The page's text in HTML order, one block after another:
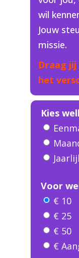
wil
Jouw
missie.
Draag jij
het
Kies
Voor
€ 10
€ 25
€ 50
€